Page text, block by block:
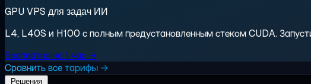
GPU VPS для задач ИИ
L4, L40S и H100 с полным предустановленным стеком CUDA.
Бесплатно на 1 час →
Сравнить все тарифы →